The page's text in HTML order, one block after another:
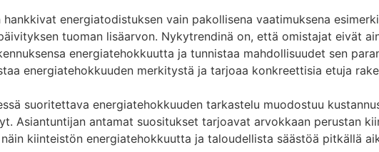
energiatodistuksen vain pakollisena vaatimuksena
tuoman lisäarvon. Nykytrendinä on, että omistajat eivät
energiatehokkuutta ja tunnistaa mahdollisuudet sen
energiatehokkuuden merkitystä ja tarjoaa konkreettisia etuja
suoritettava energiatehokkuuden tarkastelu muodostuu
Asiantuntijan antamat suositukset tarjoavat arvokkaan perustan
kiinteistön energiatehokkuutta ja taloudellista säästöä pitkällä